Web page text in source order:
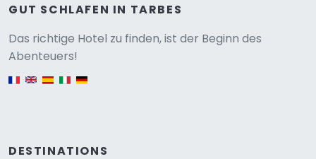
GUT SCHLAFEN IN TARBES
Das richtige Hotel zu finden, ist der Beginn des
Abenteuers!
DESTINATIONS